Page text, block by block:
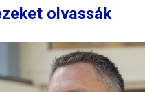
olvassák